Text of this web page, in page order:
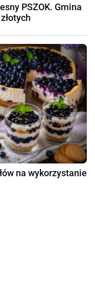
PSZOK. Gmina
na wykorzystanie